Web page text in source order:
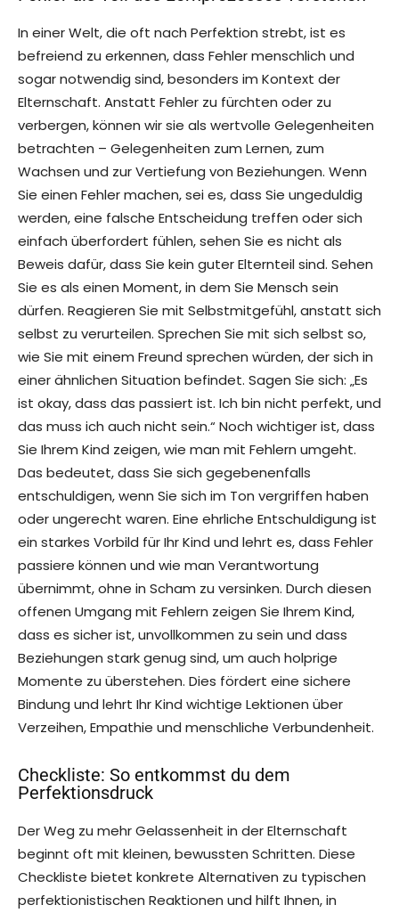
In einer Welt, die oft nach Perfektion strebt, ist es
befreiend zu erkennen, dass Fehler menschlich und
sogar notwendig sind, besonders im Kontext der
Elternschaft. Anstatt Fehler zu fürchten oder zu
verbergen, können wir sie als wertvolle Gelegenheiten
betrachten – Gelegenheiten zum Lernen, zum
Wachsen und zur Vertiefung von Beziehungen. Wenn
Sie einen Fehler machen, sei es, dass Sie ungeduldig
werden, eine falsche Entscheidung treffen oder sich
einfach überfordert fühlen, sehen Sie es nicht als
Beweis dafür, dass Sie kein guter Elternteil sind. Sehen
Sie es als einen Moment, in dem Sie Mensch sein
dürfen. Reagieren Sie mit Selbstmitgefühl, anstatt sich
selbst zu verurteilen. Sprechen Sie mit sich selbst so,
wie Sie mit einem Freund sprechen würden, der sich in
einer ähnlichen Situation befindet. Sagen Sie sich: „Es
ist okay, dass das passiert ist. Ich bin nicht perfekt, und
das muss ich auch nicht sein.“ Noch wichtiger ist, dass
Sie Ihrem Kind zeigen, wie man mit Fehlern umgeht.
Das bedeutet, dass Sie sich gegebenenfalls
entschuldigen, wenn Sie sich im Ton vergriffen haben
oder ungerecht waren. Eine ehrliche Entschuldigung ist
ein starkes Vorbild für Ihr Kind und lehrt es, dass Fehler
passiere können und wie man Verantwortung
übernimmt, ohne in Scham zu versinken. Durch diesen
offenen Umgang mit Fehlern zeigen Sie Ihrem Kind,
dass es sicher ist, unvollkommen zu sein und dass
Beziehungen stark genug sind, um auch holprige
Momente zu überstehen. Dies fördert eine sichere
Bindung und lehrt Ihr Kind wichtige Lektionen über
Verzeihen, Empathie und menschliche Verbundenheit.
Checkliste: So entkommst du dem
Perfektionsdruck
Der Weg zu mehr Gelassenheit in der Elternschaft
beginnt oft mit kleinen, bewussten Schritten. Diese
Checkliste bietet konkrete Alternativen zu typischen
perfektionistischen Reaktionen und hilft Ihnen, in